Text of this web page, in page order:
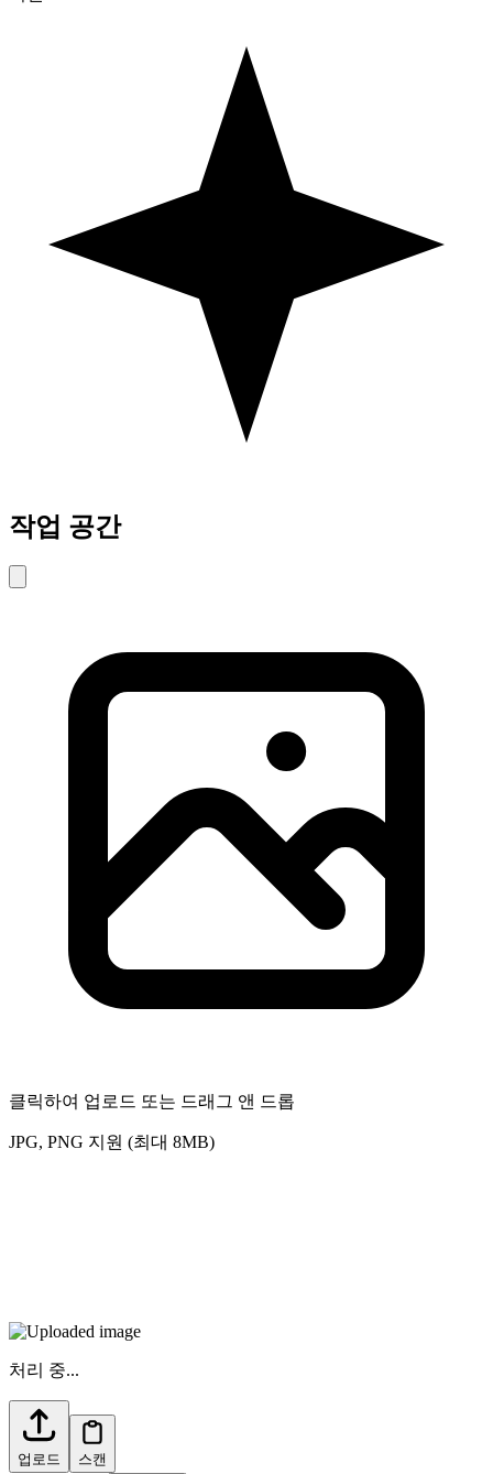
작업 공간
클릭하여 업로드 또는 드래그 앤 드롭
JPG, PNG 지원 (최대 8MB)
처리 중...
업로드 스캔